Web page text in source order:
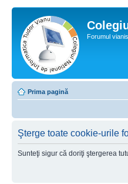
Forumul
Prima pagină
Şterge toate cookie-urile
Sunteţi sigur că doriţi ştergerea